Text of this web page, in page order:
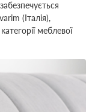
(Італія),
меблевої